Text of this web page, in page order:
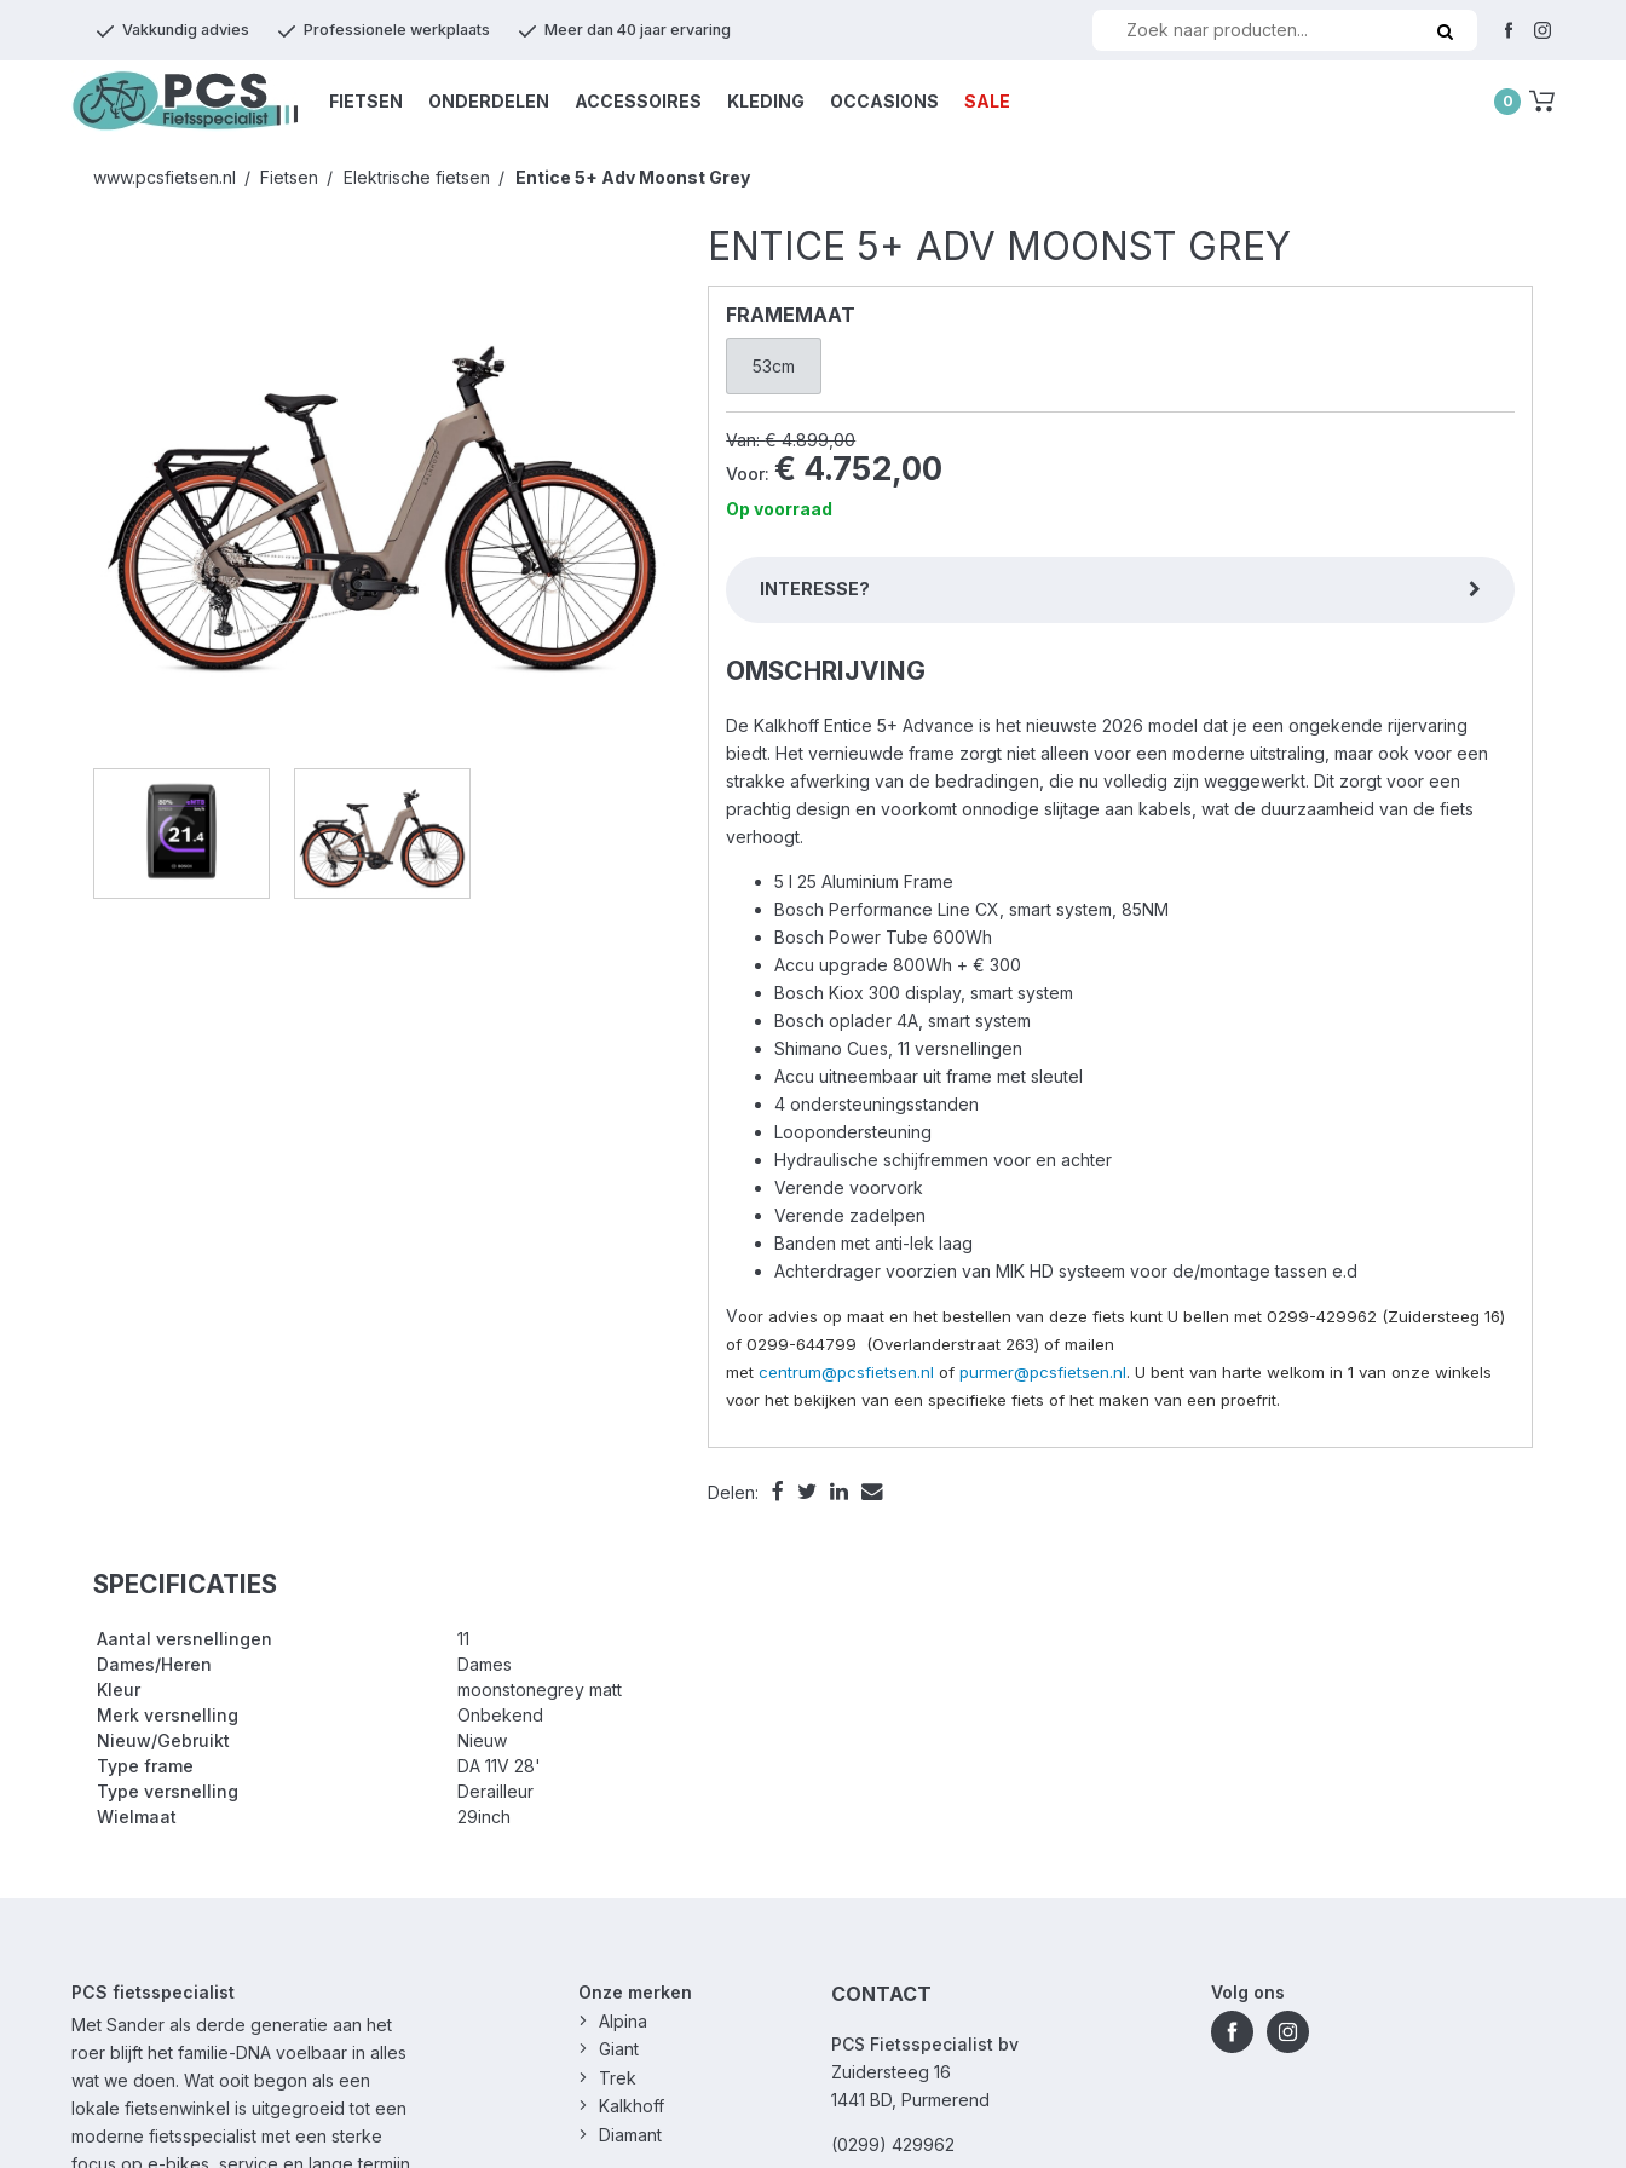
Vakkundig advies Professionele werkplaats Meer dan 40 jaar ervaring
FIETSEN ONDERDELEN ACCESSOIRES KLEDING OCCASIONS SALE 0
www.pcsfietsen.nl Fietsen Elektrische fietsen Entice 5+ Adv Moonst Grey
ENTICE 5+ ADV MOONST GREY
FRAMEMAAT
53cm
Van:€ 4.899,00
Voor: € 4.752,00
Op voorraad
INTERESSE?
OMSCHRIJVING
De Kalkhoff Entice 5+ Advance is het nieuwste 2026 model dat je een ongekende rijervaring
biedt. Het vernieuwde frame zorgt niet alleen voor een moderne uitstraling, maar ook voor een
strakke afwerking van de bedradingen, die nu volledig zijn weggewerkt. Dit zorgt voor een
prachtig design en voorkomt onnodige slijtage aan kabels, wat de duurzaamheid van de fiets
verhoogt.
5 I 25 Aluminium Frame
Bosch Performance Line CX, smart system, 85NM
Bosch Power Tube 600Wh
Accu upgrade 800Wh + € 300
Bosch Kiox 300 display, smart system
Bosch oplader 4A, smart system
Shimano Cues, 11 versnellingen
Accu uitneembaar uit frame met sleutel
4 ondersteuningsstanden
Loopondersteuning
Hydraulische schijfremmen voor en achter
Verende voorvork
Verende zadelpen
Banden met anti-lek laag
Achterdrager voorzien van MIK HD systeem voor de/montage tassen e.d
Voor advies op maat en het bestellen van deze fiets kunt U bellen met 0299-429962 (Zuidersteeg 16)
of 0299-644799 (Overlanderstraat 263) of mailen
metcentrum@pcsfietsen.nlofpurmer@pcsfietsen.nl. U bent van harte welkom in 1 van onze winkels
voor het bekijken van een specifieke fiets of het maken van een proefrit.
Delen:
SPECIFICATIES
Aantal versnellingen
11
Dames/Heren
Dames
Kleur
moonstonegrey matt
Merk versnelling
Onbekend
Nieuw/Gebruikt
Nieuw
Type frame
DA 11V 28'
Type versnelling
Derailleur
Wielmaat
29inch
PCS fietsspecialist
Met Sander als derde generatie aan het
roer blijft het familie-DNA voelbaar in alles
wat we doen. Wat ooit begon als een
lokale fietsenwinkel is uitgegroeid tot een
moderne fietsspecialist met een sterke
focus op e-bikes, service en lange termijn
Onze merken
Alpina
Giant
Trek
Kalkhoff
Diamant
CONTACT
PCS Fietsspecialist bv
Zuidersteeg 16
1441 BD, Purmerend
(0299) 429962
Volg ons